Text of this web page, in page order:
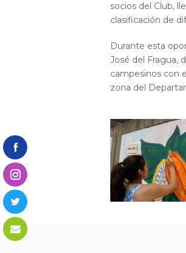
socios del Club,
clasificación de
Durante esta
José del Fragua,
campesinos con
zona del